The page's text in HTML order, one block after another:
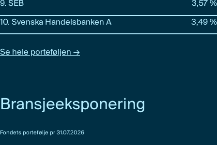
9. SEB 3,57 %
10. Svenska Handelsbanken A 3,49 %
Se hele porteføljen →
Bransjeeksponering
Fondets portefølje pr 31.07.2026